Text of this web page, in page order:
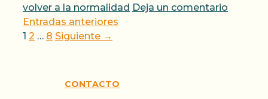
volver a la normalidad Deja un comentario
Entradas anteriores
Página
1 Página
2 … Página
8 Siguiente →
CONTACTO